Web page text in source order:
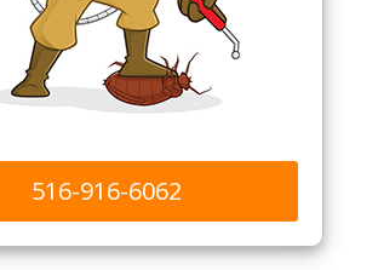
516-916-6062